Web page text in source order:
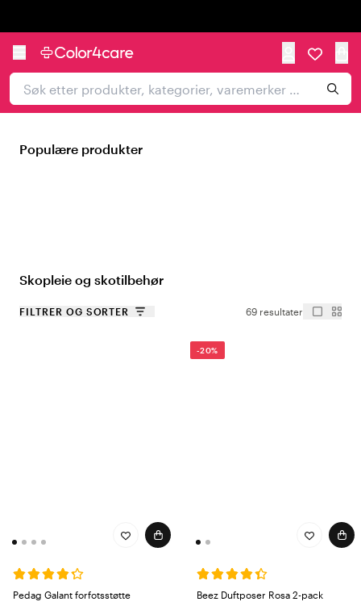
Populære produkter
Skopleie og skotilbehør
FILTRER OG SORTER 69 resultater
Pedag Galant forfotsstøtte
-20%
Beez Duftposer Rosa 2-pack